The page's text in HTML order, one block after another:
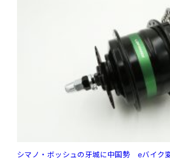
シマノ・ボッシュの牙城に中国勢 eバイク